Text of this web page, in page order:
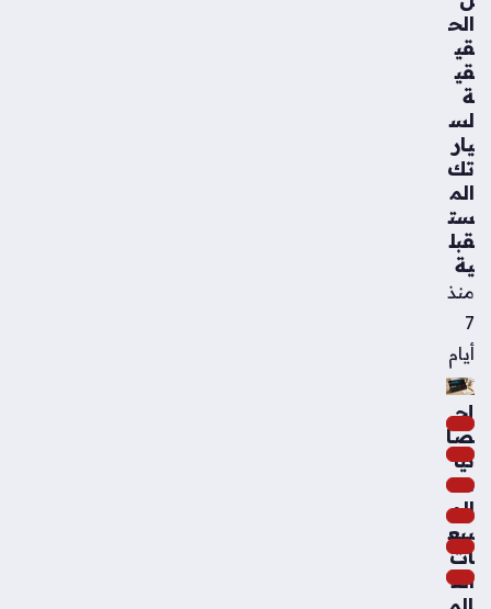
الح
قي
قي
ة
لس
يار
تك
الم
ست
قبل
ية
منذ
7
أيام
إح
صا
ئيا
ت
الم
بيع
ات
الع